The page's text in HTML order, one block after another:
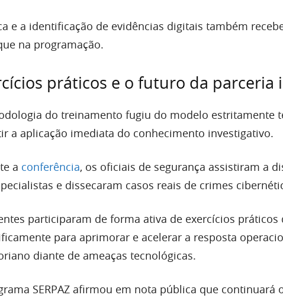
e a identificação de evidências digitais também
na programação.
práticos e o futuro da parceria
do treinamento fugiu do modelo estritamente
a aplicação imediata do conhecimento investigativo.
a conferência, os oficiais de segurança assistiram a
e dissecaram casos reais de crimes
participaram de forma ativa de exercícios práticos
para aprimorar e acelerar a resposta
diante de ameaças tecnológicas.
SERPAZ afirmou em nota pública que continuará